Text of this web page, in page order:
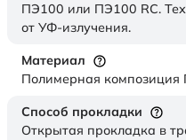
ПЭ100 или ПЭ100 RC.
от УФ-излучения.
Материал
Полимерная
Способ прокладки
Открытая прокладка в